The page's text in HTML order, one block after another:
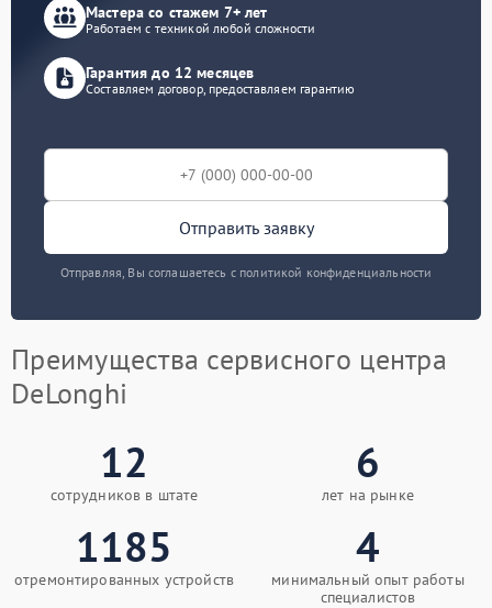
Мастера со стажем 7+ лет
Работаем с техникой любой сложности
Гарантия до 12 месяцев
Составляем договор, предоставляем гарантию
Отправить заявку
Отправляя, Вы соглашаетесь с политикой конфиденциальности
Преимущества сервисного центра
DeLonghi
12
сотрудников в штате
6
лет на рынке
1185
отремонтированных устройств
4
минимальный опыт работы
специалистов